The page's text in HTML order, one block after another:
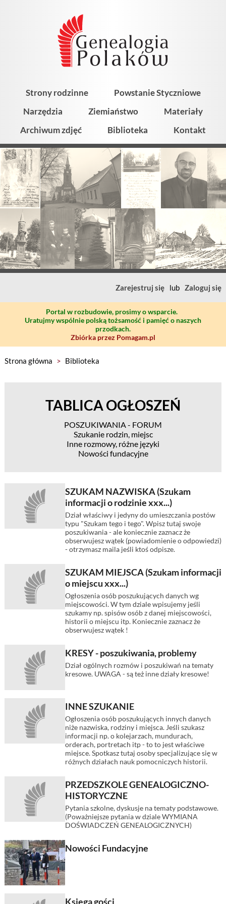
Strony rodzinne
Powstanie Styczniowe
Narzędzia
Ziemiaństwo
Materiały
Archiwum zdjęć
Biblioteka Kontakt
Zarejestruj się lub Zaloguj się
Portal w rozbudowie, prosimy o wsparcie.
Uratujmy wspólnie polską tożsamość i pamięć o naszych
przodkach.
Zbiórka przez Pomagam.pl
Strona główna > Biblioteka
TABLICA OGŁOSZEŃ
POSZUKIWANIA - FORUM
Szukanie rodzin, miejsc
Inne rozmowy, różne języki
Nowości fundacyjne
SZUKAM NAZWISKA (Szukam
informacji o rodzinie xxx...)
Dział właściwy i jedyny do umieszczania postów
typu "Szukam tego i tego". Wpisz tutaj swoje
poszukiwania - ale koniecznie zaznacz że
obserwujesz wątek (powiadomienie o odpowiedzi)
- otrzymasz maila jeśli ktoś odpisze.
SZUKAM MIEJSCA (Szukam informacji
o miejscu xxx...)
Ogłoszenia osób poszukujących danych wg
miejscowości. W tym dziale wpisujemy jeśli
szukamy np. spisów osób z danej miejscowości,
historii o miejscu itp. Koniecznie zaznacz że
obserwujesz wątek !
KRESY - poszukiwania, problemy
Dział ogólnych rozmów i poszukiwań na tematy
kresowe. UWAGA - są też inne działy kresowe!
INNE SZUKANIE
Ogłoszenia osób poszukujących innych danych
niże nazwiska, rodziny i miejsca. Jeśli szukasz
informacji np. o kolejarzach, mundurach,
orderach, portretach itp - to to jest właściwe
miejsce. Spotkasz tutaj osoby specjalizujące się w
różnych działach nauk pomocniczych historii.
PRZEDSZKOLE GENEALOGICZNO-
HISTORYCZNE
Pytania szkolne, dyskusje na tematy podstawowe.
(Poważniejsze pytania w dziale WYMIANA
DOŚWIADCZEŃ GENEALOGICZNYCH)
Nowości Fundacyjne
Księga gości